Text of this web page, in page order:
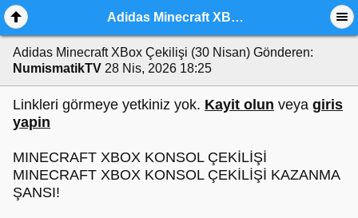
Adidas Minecraft XBox Çekilişi (30 Nisan)
Adidas Minecraft XBox Çekilişi (30 Nisan) Gönderen:
NumismatikTV 28 Nis, 2026 18:25
Linkleri görmeye yetkiniz yok. Kayit olun veya giris
yapin
MINECRAFT XBOX KONSOL ÇEKİLİŞİ
MINECRAFT XBOX KONSOL ÇEKİLİŞİ KAZANMA
ŞANSI!